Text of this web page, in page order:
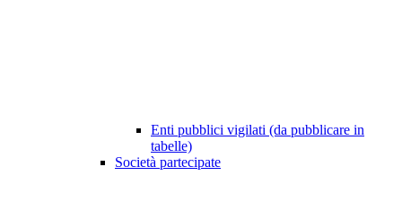
Enti pubblici vigilati (da pubblicare in
tabelle)
Società partecipate